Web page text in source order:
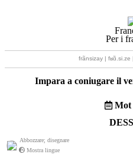
Per i
frãnsizay | fʁɑ̃.si.ze
Impara a coniugare il
Mot
Abbozzare; disegnare
Mostra lingue